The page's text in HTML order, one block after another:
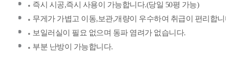
즉시 시공,즉시 사용이 가능합니다.(당일 50평 가능)
무게가 가볍고 이동,보관,개량이 우수하여 취급이 편리합니
보일러실이 필요 없으며 동파 염려가 없습니다.
부분 난방이 가능합니다.